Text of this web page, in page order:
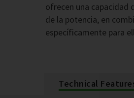
ofrecen una capacidad
de la potencia, en
específicamente para
Technical